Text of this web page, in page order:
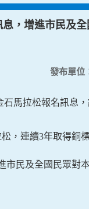
，增進市民及
發布單位
石馬拉松報名訊息
，連續3年取得銅
市民及全國民眾對